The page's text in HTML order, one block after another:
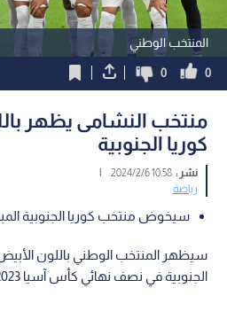
المنتخب الوطني
0
0
منتخب النشامى يظهر
كوريا الجنوبية
نشر :10:58 2024/2/6
|
رياضة
سيخوض منتخب كوريا الجنوبية
سيظهر المنتخب الوطني باللون
الجنوبية في نصف نهائي كأس آسيا 2023.